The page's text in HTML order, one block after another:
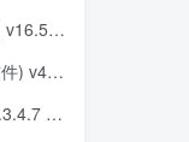
Capture One 23(RAW图像处理软件) v16.5.10.2850 中文直装版
Atlantis Word Processor(文字处理软件) v4.4.4.3 便携版
蓝云APP(第三方蓝奏安卓客户端) v1.3.4.7 最新版